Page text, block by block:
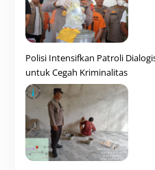
Polisi Intensifkan Patroli
untuk Cegah Kriminalitas